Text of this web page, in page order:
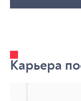
Карьера